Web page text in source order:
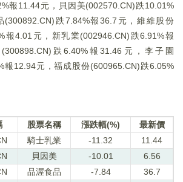
報11.44元，貝因美(002570.CN)跌10.01%
跌7.84%報36.7元，維維股份
報4.01元，新乳業(002946.CN)跌6.91%報
跌6.40%報31.46元，李子園
報12.94元，福成股份(600965.CN)跌6.05%
股票名稱 漲跌幅(%)
最新價
騎士乳業 -11.32
11.44
貝因美 -10.01
6.56
品渥食品 -7.84
36.7